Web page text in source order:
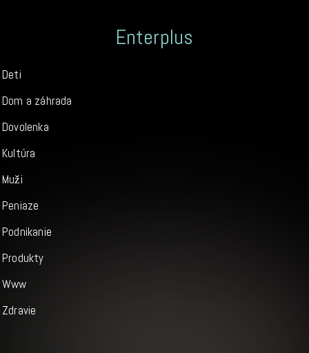
Enterplus
Deti
Dom a záhrada
Dovolenka
Kultúra
Muži
Peniaze
Podnikanie
Produkty
Www
Zdravie